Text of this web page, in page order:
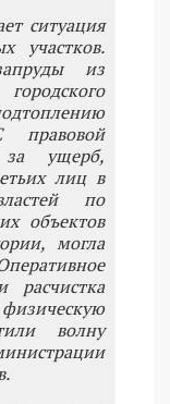
ситуация
участков.
из
правовой
за ущерб,
лиц в
по
объектов
могла
расчистка
волну